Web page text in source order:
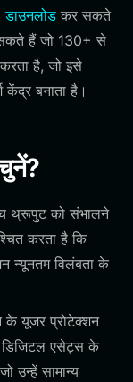
कर सकते
हैं जो 130+ से
है, जो इसे
बनाता है।
थ्रूपुट को संभालने
करता है कि
न्यूनतम विलंबता के
के यूजर प्रोटेक्शन
डिजिटल एसेट्स के
उन्हें सामान्य